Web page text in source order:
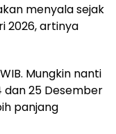
menyala sejak
2026, artinya
Mungkin nanti
25 Desember
panjang